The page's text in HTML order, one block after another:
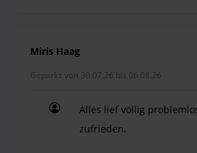
umgehend bitte schriftlich per E-Mail
Parkanbieter weiterzugeben. Die E-
Gebühr berechnet werden, da der
Fall nicht optimal planen kann.
Miris Haag
Geparkt von 30.07.26 bis 06.08.26
Alles lief völlig
zufrieden.